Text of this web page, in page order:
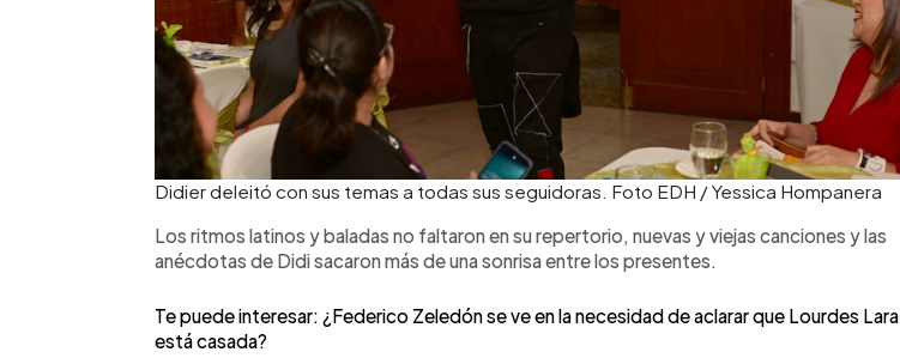
Didier deleitó con sus temas a todas sus seguidoras. Foto EDH / Yessica Hompanera
Los ritmos latinos y baladas no faltaron en su repertorio, nuevas y viejas canciones y las
anécdotas de Didi sacaron más de una sonrisa entre los presentes.
Te puede interesar: ¿Federico Zeledón se ve en la necesidad de aclarar que Lourdes Lara
está casada?